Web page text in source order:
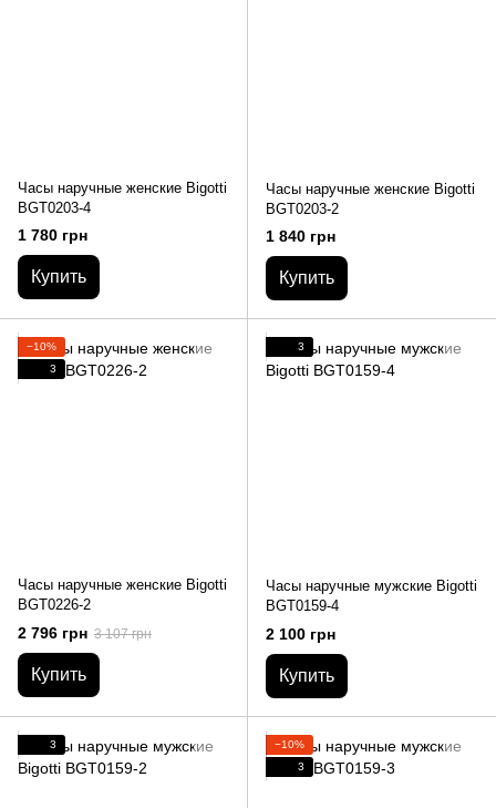
Часы наручные женские Bigotti
BGT0203-4
1 780 грн
Купить
Часы наручные женские Bigotti
BGT0203-2
1 840 грн
Купить
−10%
3
Часы наручные женские Bigotti
BGT0226-2
2 796 грн 3 107 грн
Купить
3
Часы наручные мужские Bigotti
BGT0159-4
2 100 грн
Купить
3
−10%
3